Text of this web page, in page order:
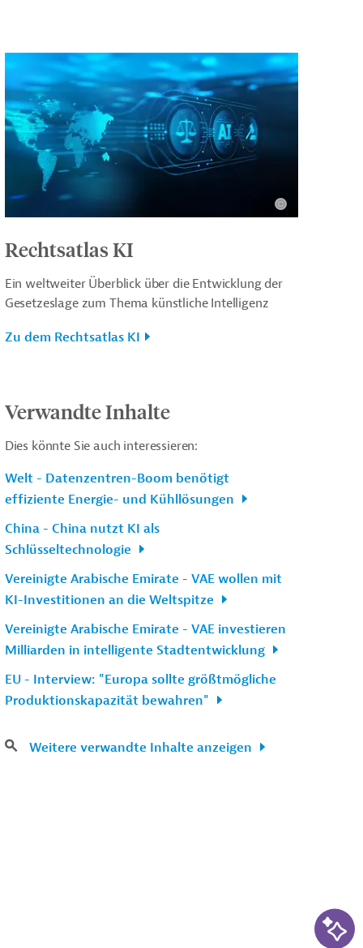
Rechtsatlas KI
Ein weltweiter Überblick über die Entwicklung der
Gesetzeslage zum Thema künstliche Intelligenz
Zu dem Rechtsatlas KI
Verwandte Inhalte
Dies könnte Sie auch interessieren:
Welt - Datenzentren-Boom benötigt
effiziente Energie- und Kühllösungen
China - China nutzt KI als
Schlüsseltechnologie
Vereinigte Arabische Emirate - VAE wollen mit
KI-Investitionen an die Weltspitze
Vereinigte Arabische Emirate - VAE investieren
Milliarden in intelligente Stadtentwicklung
EU - Interview: "Europa sollte größtmögliche
Produktionskapazität bewahren"
Weitere verwandte Inhalte anzeigen
KI-